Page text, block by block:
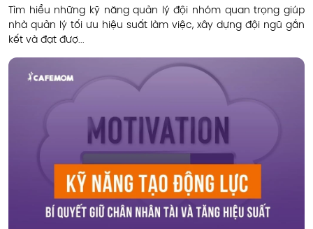
Tìm hiểu những kỹ năng quản lý đội nhóm quan trọng giúp
nhà quản lý tối ưu hiệu suất làm việc, xây dựng đội ngũ gắn
kết và đạt đượ...